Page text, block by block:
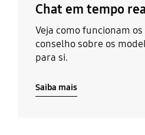
Chat em tempo
Veja como funcionam
conselho sobre os
para si.
Saiba mais